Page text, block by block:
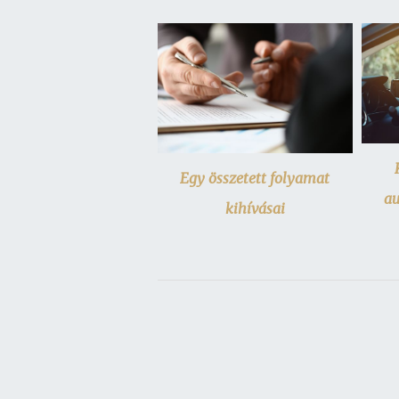
Egy összetett folyamat
kihívásai